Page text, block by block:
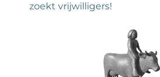
zoekt vrijwilligers!